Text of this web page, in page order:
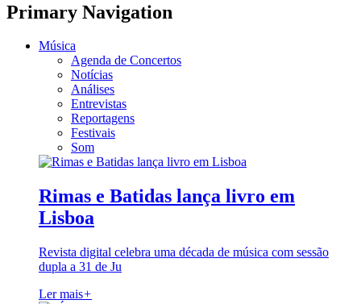
Primary Navigation
Música
Agenda de Concertos
Notícias
Análises
Entrevistas
Reportagens
Festivais
Som
Rimas e Batidas lança livro em
Lisboa
Revista digital celebra uma década de música com sessão
dupla a 31 de Ju
Ler mais+